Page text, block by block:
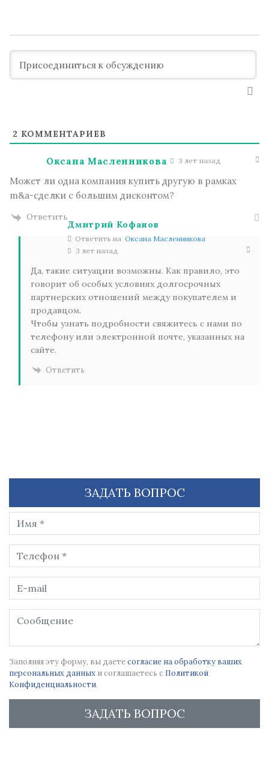
2 КОММЕНТАРИЕВ
Оксана Масленникова 3 лет назад
Может ли одна компания купить другую в рамках
m&a-сделки с большим дисконтом?
Ответить
Дмитрий Кофанов
Ответить на Оксана Масленникова
3 лет назад
Да, такие ситуации возможны. Как правило, это
говорит об особых условиях долгосрочных
партнерских отношений между покупателем и
продавцом.
Чтобы узнать подробности свяжитесь с нами по
телефону или электронной почте, указанных на
сайте.
Ответить
ЗАДАТЬ ВОПРОС
Заполняя эту форму, вы даетесогласие на обработку ваших
персональных данных и соглашаетесь с Политикой
Конфиденциальности.
ЗАДАТЬ ВОПРОС